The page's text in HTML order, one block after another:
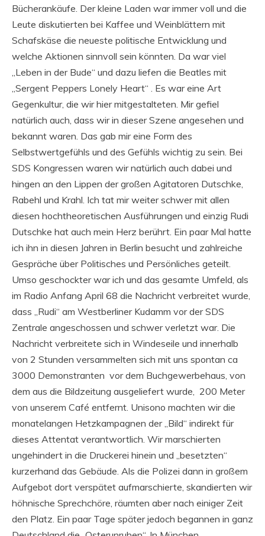
Bücherankäufe. Der kleine Laden war immer voll und die
Leute diskutierten bei Kaffee und Weinblättern mit
Schafskäse die neueste politische Entwicklung und
welche Aktionen sinnvoll sein könnten. Da war viel
„Leben in der Bude“ und dazu liefen die Beatles mit
„Sergent Peppers Lonely Heart“ . Es war eine Art
Gegenkultur, die wir hier mitgestalteten. Mir gefiel
natürlich auch, dass wir in dieser Szene angesehen und
bekannt waren. Das gab mir eine Form des
Selbstwertgefühls und des Gefühls wichtig zu sein. Bei
SDS Kongressen waren wir natürlich auch dabei und
hingen an den Lippen der großen Agitatoren Dutschke,
Rabehl und Krahl. Ich tat mir weiter schwer mit allen
diesen hochtheoretischen Ausführungen und einzig Rudi
Dutschke hat auch mein Herz berührt. Ein paar Mal hatte
ich ihn in diesen Jahren in Berlin besucht und zahlreiche
Gespräche über Politisches und Persönliches geteilt.
Umso geschockter war ich und das gesamte Umfeld, als
im Radio Anfang April 68 die Nachricht verbreitet wurde,
dass „Rudi“ am Westberliner Kudamm vor der SDS
Zentrale angeschossen und schwer verletzt war. Die
Nachricht verbreitete sich in Windeseile und innerhalb
von 2 Stunden versammelten sich mit uns spontan ca
3000 Demonstranten vor dem Buchgewerbehaus, von
dem aus die Bildzeitung ausgeliefert wurde, 200 Meter
von unserem Café entfernt. Unisono machten wir die
monatelangen Hetzkampagnen der „Bild“ indirekt für
dieses Attentat verantwortlich. Wir marschierten
ungehindert in die Druckerei hinein und „besetzten“
kurzerhand das Gebäude. Als die Polizei dann in großem
Aufgebot dort verspätet aufmarschierte, skandierten wir
höhnische Sprechchöre, räumten aber nach einiger Zeit
den Platz. Ein paar Tage später jedoch begannen in ganz